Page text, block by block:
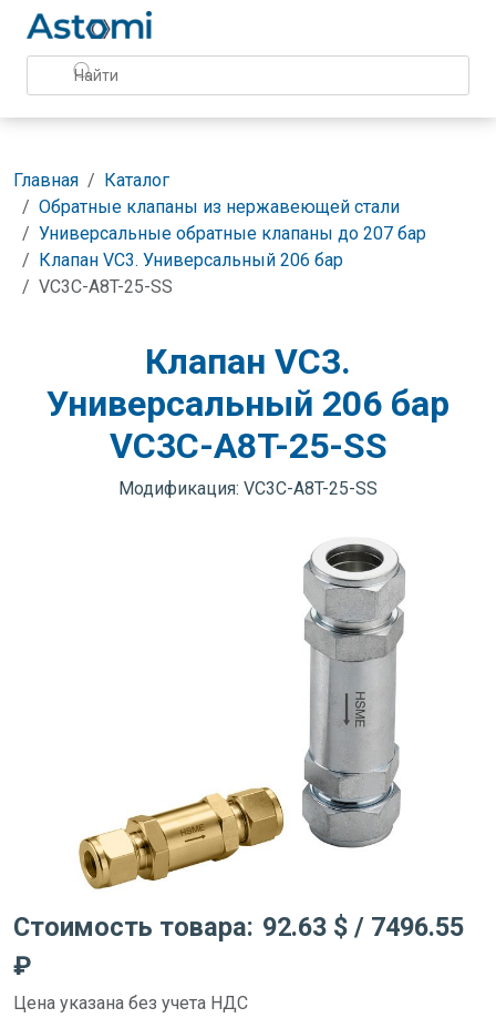
Главная
Каталог
Обратные клапаны из нержавеющей стали
Универсальные обратные клапаны до 207 бар
Клапан VC3. Универсальный 206 бар
VC3C-A8T-25-SS
Клапан VC3.
Универсальный 206 бар
VC3C-A8T-25-SS
Модификация: VC3C-A8T-25-SS
Стоимость товара: 92.63 $ / 7496.55
₽
Цена указана без учета НДС